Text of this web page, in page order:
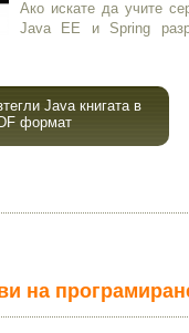
Ако искате да учите
Java EE и Spring
Java книгата в
формат
на